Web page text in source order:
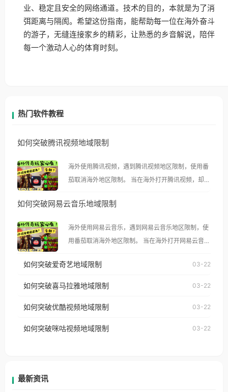
业、稳定且安全的网络通道。技术的目的，本就是为了消
弭距离与隔阂。希望这份指南，能帮助每一位在海外奋斗
的游子，无缝连接家乡的精彩，让熟悉的乡音解说，陪伴
每一个激动人心的体育时刻。
热门软件教程
如何突破腾讯视频地域限制
海外使用腾讯视频，遇到腾讯视频地区限制，使用番
茄取消海外地区限制。 当在海外打开腾讯视频，却突
示语。 海外用户如香港、澳门、台湾、美国、加拿
像其他音乐平台一样，出现地区及版权限制问题，且
仅能在中国大陆地区播放。 遇到这个问题的朋友们，
使用番茄回国加速器，即可解决「海外用户收听腾讯
台湾、美国、加拿大、澳大利亚、欧洲等国家和地区
权限制所困扰。
如何突破网易云音乐地域限制
海外使用网易云音乐，遇到网易云音乐地区限制，使
用番茄取消海外地区限制。 当在海外打开网易云音
播放”的提示语。 海外用户如香港、澳门、台湾、美
国、加拿大、澳大利亚、欧洲等国家和地区时，网易
制问题，且仅能在中国大陆地区播放。 遇到这个问题
户收听网易云音乐地区版权限制」的问题，无论人在
如何突破爱奇艺地域限制 03-22
如何突破喜马拉雅地域限制 03-22
如何突破优酷视频地域限制 03-22
如何突破咪咕视频地域限制 03-22
最新资讯